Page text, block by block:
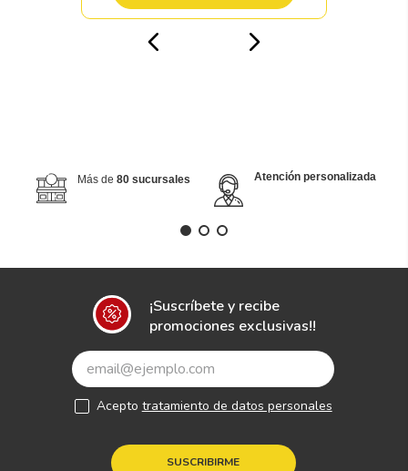
Más de 80 sucursales Atención personalizada
¡Suscríbete y recibe
promociones exclusivas!!
SUSCRIBIRME
Acepto tratamiento de datos personales